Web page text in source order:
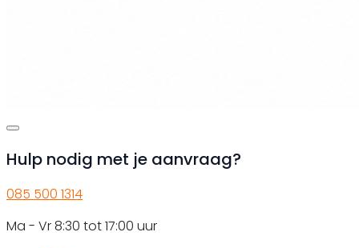
Hulp nodig met je aanvraag?
085 500 1314
Ma - Vr 8:30 tot 17:00 uur